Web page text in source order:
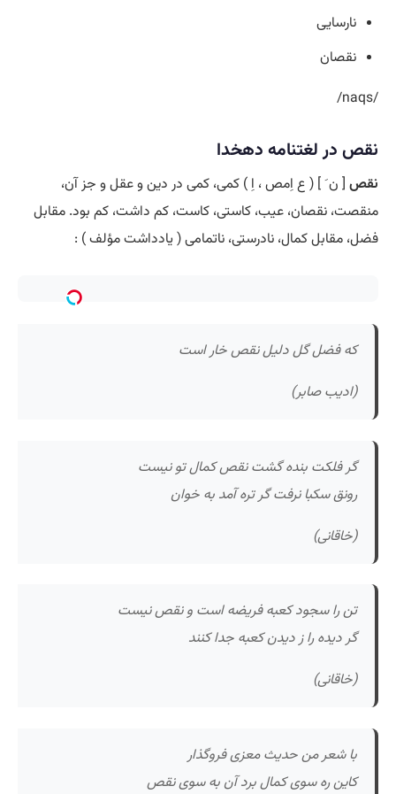
نارسایی
نقصان
/naqs/
نقص در لغتنامه دهخدا
نقص [ ن َ ] ( ع اِمص ، اِ ) کمی، کمی در دین و عقل و جز آن،
منقصت، نقصان، عیب، کاستی، کاست، کم داشت، کم بود. مقابل
فضل، مقابل کمال، نادرستی، ناتمامی ( یادداشت مؤلف ) :
که فضل گل دلیل نقص خار است
(ادیب صابر)
گر فلکت بنده گشت نقص کمال تو نیست
رونق سکبا نرفت گر تره آمد به خوان
(خاقانی)
تن را سجود کعبه فریضه است و نقص نیست
گر دیده را ز دیدن کعبه جدا کنند
(خاقانی)
با شعر من حدیث معزی فروگذار
کاین ره سوی کمال برد آن به سوی نقص